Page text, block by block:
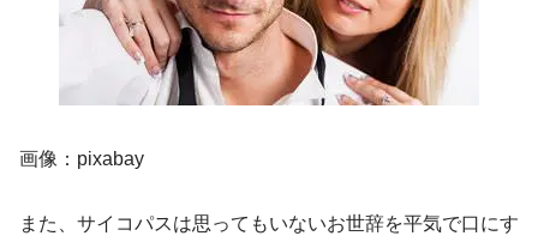
画像：pixabay
また、サイコパスは思ってもいないお世辞を平気で口にす